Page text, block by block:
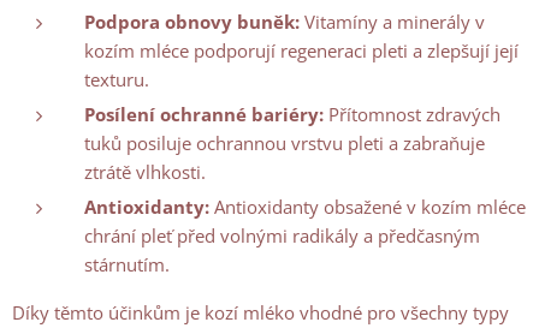
Podpora obnovy buněk: Vitamíny a minerály v
kozím mléce podporují regeneraci pleti a zlepšují její
texturu.
Posílení ochranné bariéry: Přítomnost zdravých
tuků posiluje ochrannou vrstvu pleti a zabraňuje
ztrátě vlhkosti.
Antioxidanty: Antioxidanty obsažené v kozím mléce
chrání pleť před volnými radikály a předčasným
stárnutím.
Díky těmto účinkům je kozí mléko vhodné pro všechny typy